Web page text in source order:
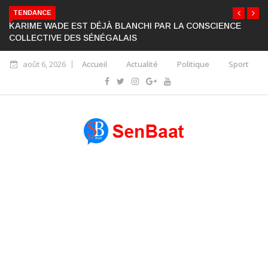
TENDANCE
KARIME WADE EST DÉJÀ BLANCHI PAR LA CONSCIENCE
COLLECTIVE DES SÉNÉGALAIS
août 6, 2026 Accueil Actualité Politique Sport